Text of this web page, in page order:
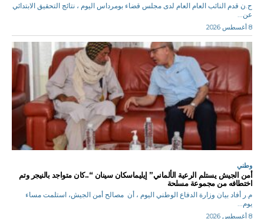
ح.ن قدم النائب العام العام لدى مجلس قضاء بومرداس اليوم ، نتائج التحقيق الابتدائي
عن...
8 أغسطس 2026
وطني
أمن الجيش يستلم الرعية الألماني” إيليماسكان سينان “..كان متواجد بالنيجر وتم
اختطافه من مجموعة مسلحة
م.ر أفاد بيان وزارة الدفاع الوطني اليوم ، أن مصالح أمن الجيش، استلمت مساء
يوم...
8 أغسطس 2026